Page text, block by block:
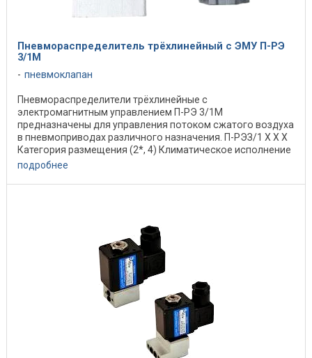
Пневмораспределитель трёхлинейный с ЭМУ П-РЭ
3/1М
пневмоклапан
Пневмораспределители трёхлинейные c
электромагнитным управлением П-РЭ 3/1М
предназначены для управления потоком сжатого воздуха
в пневмоприводах различного назначения. П-РЭЗ/1 X X X
Категория размещения (2*, 4) Климатическое исполнение
(УХЛ, О) ...
подробнее